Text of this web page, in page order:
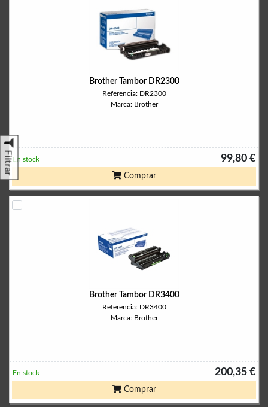
Filtrar
Brother Tambor DR2300
Referencia: DR2300
Marca: Brother
99,80 €
En stock
Comprar
Brother Tambor DR3400
Referencia: DR3400
Marca: Brother
200,35 €
En stock
Comprar